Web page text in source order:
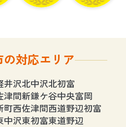
の対応エリア
井沢北中沢北初富
津間新鎌ケ谷中央富岡
町西佐津間西道野辺初富
中沢東初富東道野辺